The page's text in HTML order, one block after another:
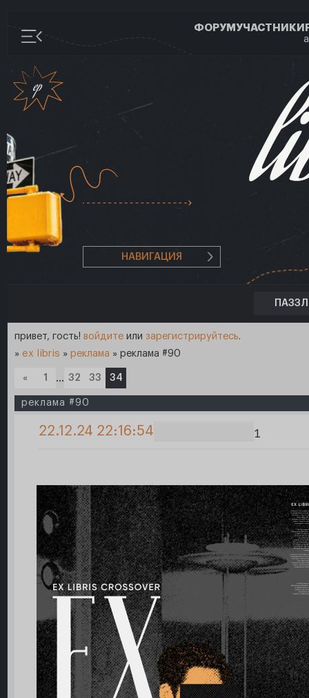
ФОРУМУЧАСТНИКИ
НАВИГАЦИЯ
привет, гость! войдите или зарегистрируйтесь.
» ex libris » реклама » реклама #90
« 1 … 32 33 34
реклама #90
1
22.12.24 22:16:54